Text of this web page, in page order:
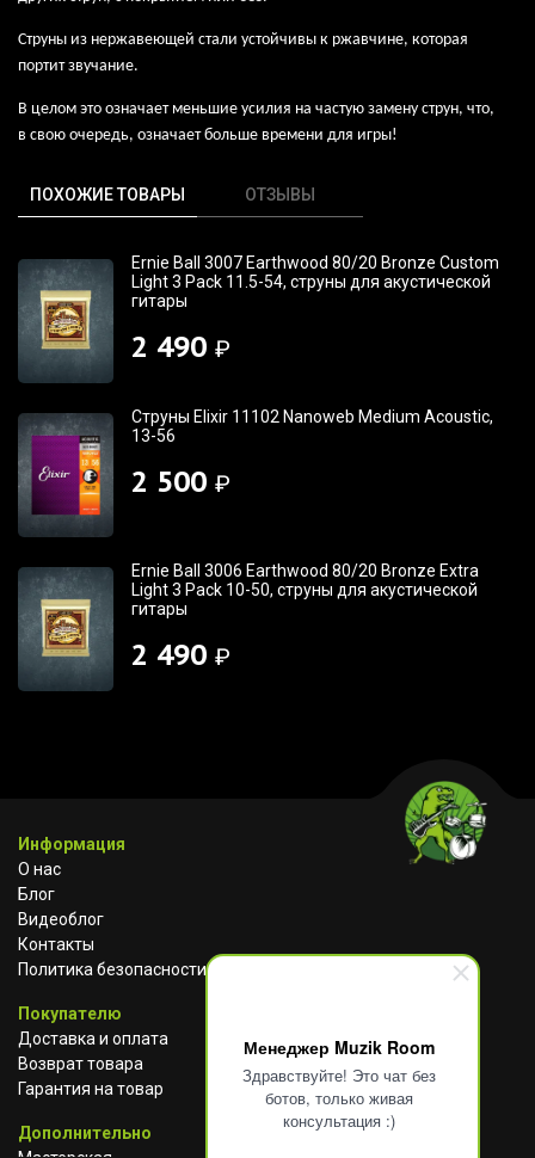
Менеджер Muzik Room
Здравствуйте! Это чат без
ботов, только живая
консультация :)
Струны из нержавеющей стали устойчивы к ржавчине, которая
портит звучание.
В целом это означает меньшие усилия на частую замену струн, что,
в свою очередь, означает больше времени для игры!
ПОХОЖИЕ ТОВАРЫ ОТЗЫВЫ
Ernie Ball 3007 Earthwood 80/20 Bronze Custom
Light 3 Pack 11.5-54, струны для акустической
гитары
2 490 ₽
Струны Elixir 11102 Nanoweb Medium Acoustic,
13-56
2 500 ₽
Ernie Ball 3006 Earthwood 80/20 Bronze Extra
Light 3 Pack 10-50, струны для акустической
гитары
2 490 ₽
Информация
О нас
Блог
Видеоблог
Контакты
Политика безопасности
Покупателю
Доставка и оплата
Возврат товара
Гарантия на товар
Дополнительно